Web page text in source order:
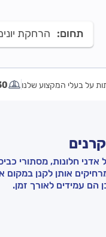
תחום: הרחקת
על בעלי המקצוע שלנו
חלונות, מסתורי
אותן לקנן במקום
הם עמידים לאורך זמן.